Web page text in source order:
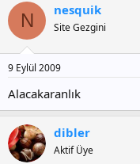
N nesquik
Site Gezgini
9 Eylül 2009
Alacakaranlık
dibler
Aktif Üye